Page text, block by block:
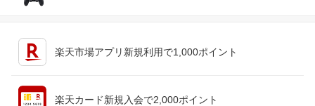
楽天市場アプリ新規利用で1,000ポイント
楽天カード新規入会で2,000ポイント